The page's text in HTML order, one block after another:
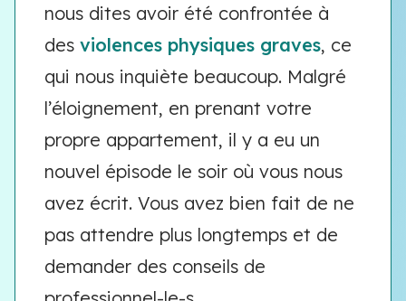
nous dites avoir été confrontée à
des violences physiques graves, ce
qui nous inquiète beaucoup. Malgré
l’éloignement, en prenant votre
propre appartement, il y a eu un
nouvel épisode le soir où vous nous
avez écrit. Vous avez bien fait de ne
pas attendre plus longtemps et de
demander des conseils de